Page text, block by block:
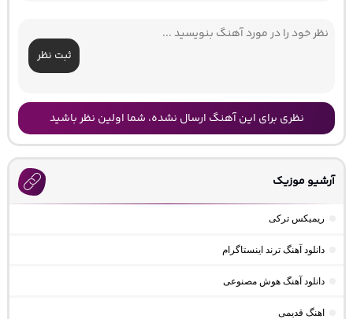
ثبت نظر
نظری برای این آهنگ ارسال نشده، شما اولین نظر باشید
آرشیو موزیک
ریمیکس ترکی
دانلود آهنگ ترند اینستاگرام
دانلود آهنگ هوش مصنوعی
اهنگ قدیمی